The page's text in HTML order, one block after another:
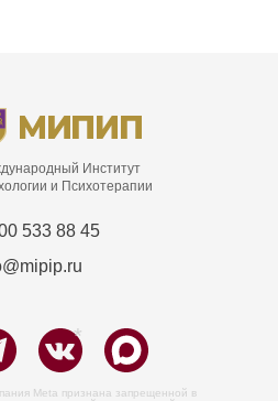
Институт
и Психотерапии
533 88 45
*
Meta признана запрещенной в